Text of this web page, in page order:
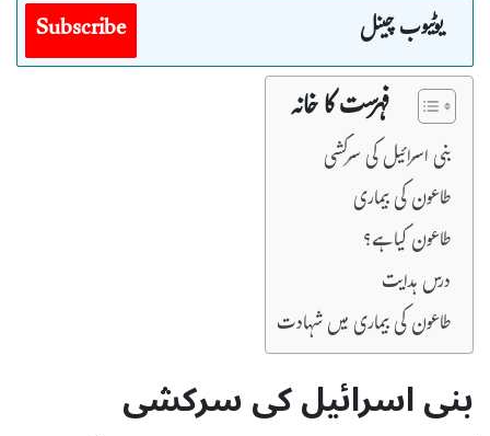
یوٹیوب چینل
Subscribe
فہرست کا خانہ
بنی اسرائیل کی سرکشی
طاعون کی بیماری
طاعون کیا ہے؟
درس ہدایت
طاعون کی بیماری میں شہادت
بنی اسرائیل کی سرکشی